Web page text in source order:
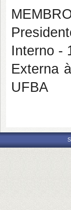
Interno -
Externa
UFBA